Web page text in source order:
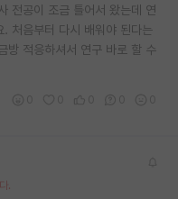
전공이 조금 틀어서 왔는데 연
처음부터 다시 배워야 된다는
방 적응하셔서 연구 바로 할 수
.